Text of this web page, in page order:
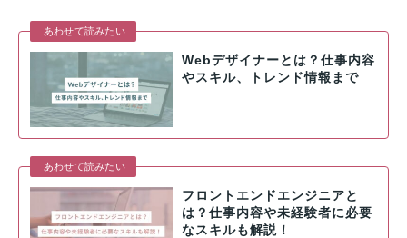
あわせて読みたい
Webデザイナーとは？仕事内容
やスキル、トレンド情報まで
あわせて読みたい
フロントエンドエンジニアと
は？仕事内容や未経験者に必要
なスキルも解説！